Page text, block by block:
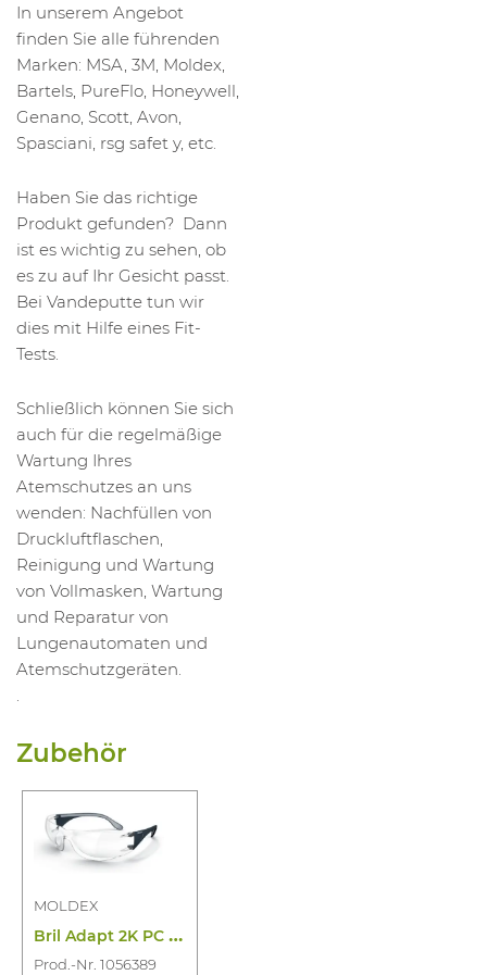
In unserem Angebot
finden Sie alle führenden
Marken: MSA, 3M, Moldex,
Bartels, PureFlo, Honeywell,
Genano, Scott, Avon,
Spasciani, rsg safet y, etc.
Haben Sie das richtige
Produkt gefunden? Dann
ist es wichtig zu sehen, ob
es zu auf Ihr Gesicht passt.
Bei Vandeputte tun wir
dies mit Hilfe eines Fit-
Tests.
Schließlich können Sie sich
auch für die regelmäßige
Wartung Ihres
Atemschutzes an uns
wenden: Nachfüllen von
Druckluftflaschen,
Reinigung und Wartung
von Vollmasken, Wartung
und Reparatur von
Lungenautomaten und
Atemschutzgeräten.
.
Zubehör
MOLDEX
B
ril Adapt 2K PC Farbl Af As
Prod.-Nr. 1056389